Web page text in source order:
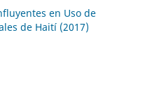
en Uso de
de Haití (2017)